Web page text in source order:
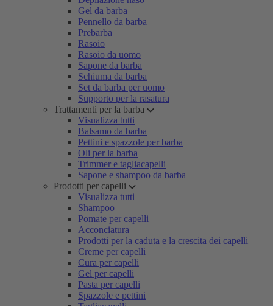
Gel da barba
Pennello da barba
Prebarba
Rasoio
Rasoio da uomo
Sapone da barba
Schiuma da barba
Set da barba per uomo
Supporto per la rasatura
Trattamenti per la barba
Visualizza tutti
Balsamo da barba
Pettini e spazzole per barba
Oli per la barba
Trimmer e tagliacapelli
Sapone e shampoo da barba
Prodotti per capelli
Visualizza tutti
Shampoo
Pomate per capelli
Acconciatura
Prodotti per la caduta e la crescita dei capelli
Creme per capelli
Cura per capelli
Gel per capelli
Pasta per capelli
Spazzole e pettini